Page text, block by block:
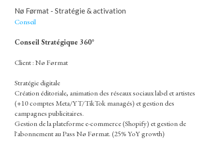
Nø Førmat - Stratégie & activation
Conseil
Conseil Stratégique 360°
Client : Nø Førmat
Stratégie digitale
Création éditoriale, animation des réseaux sociaux label et artistes
(+10 comptes Meta/YT/TikTok managés) et gestion des
campagnes publicitaires.
Gestion de la plateforme e-commerce (Shopify) et gestion de
l'abonnement au Pass Nø Førmat. (25% YoY growth)